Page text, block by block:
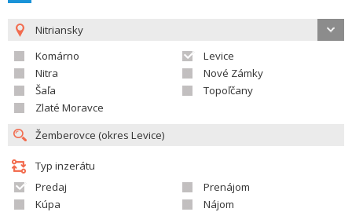
Nitriansky
Komárno
Levice
Nitra
Nové Zámky
Šaľa
Topoľčany
Zlaté Moravce
Typ inzerátu
Predaj
Prenájom
Kúpa
Nájom